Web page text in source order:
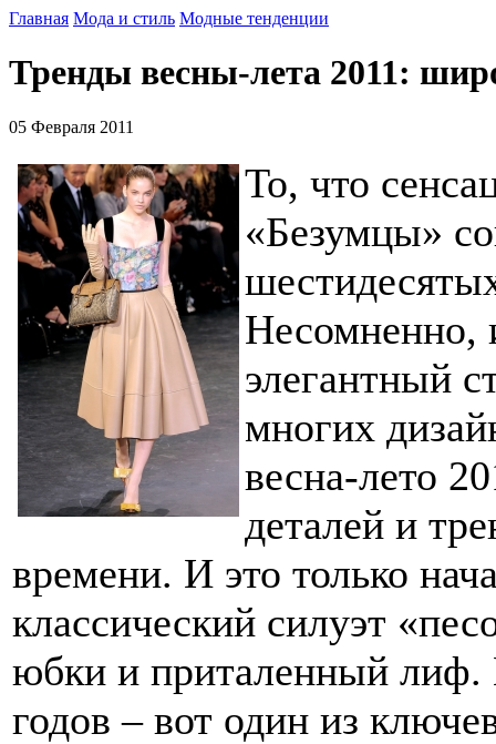
Главная Мода и стиль Модные тенденции
Тренды весны-лета 2011:
05 Февраля 2011
То, что
«Безумцы»
Несомненно,
элегантный
многих
весна-лето
деталей и
времени. И это только
классический силуэт
юбки и приталенный лиф.
годов – вот один из